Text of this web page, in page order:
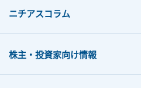
ニチアスコラム
株主・投資家向け情報